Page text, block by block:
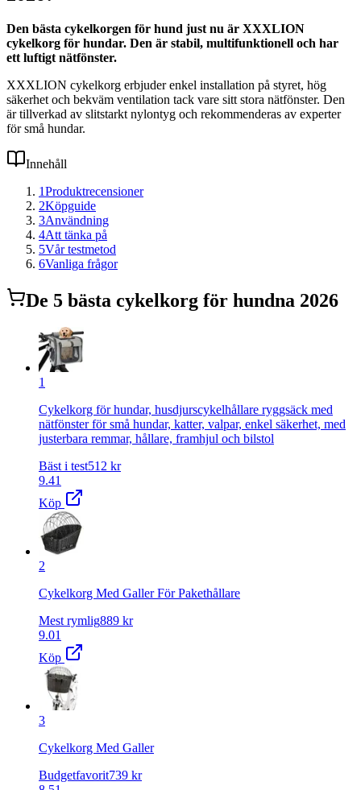
Den bästa cykelkorgen för hund just nu är XXXLION
cykelkorg för hundar. Den är stabil, multifunktionell och har
ett luftigt nätfönster.
XXXLION cykelkorg erbjuder enkel installation på styret, hög
säkerhet och bekväm ventilation tack vare sitt stora nätfönster. Den
är tillverkad av slitstarkt nylontyg och rekommenderas av experter
för små hundar.
Innehåll
1Produktrecensioner
2Köpguide
3Användning
4Att tänka på
5Vår testmetod
6Vanliga frågor
De 5 bästa cykelkorg för hundna 2026
1
Cykelkorg för hundar, husdjurscykelhållare ryggsäck med
nätfönster för små hundar, katter, valpar, enkel säkerhet, med
justerbara remmar, hållare, framhjul och bilstol
Bäst i test512 kr
9.41
Köp
2
Cykelkorg Med Galler För Pakethållare
Mest rymlig889 kr
9.01
Köp
3
Cykelkorg Med Galler
Budgetfavorit739 kr